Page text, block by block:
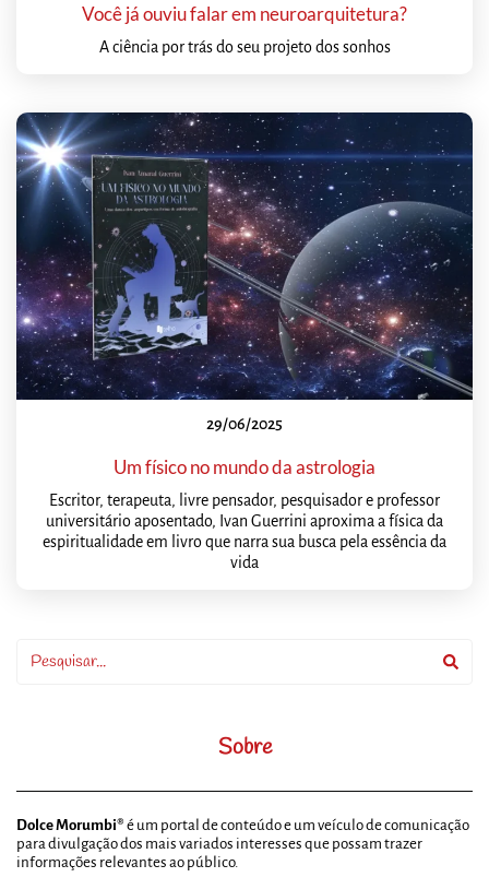
Você já ouviu falar em neuroarquitetura?
A ciência por trás do seu projeto dos sonhos
29/06/2025
Um físico no mundo da astrologia
Escritor, terapeuta, livre pensador, pesquisador e professor
universitário aposentado, Ivan Guerrini aproxima a física da
espiritualidade em livro que narra sua busca pela essência da
vida
Sobre
Dolce Morumbi® é um portal de conteúdo e um veículo de comunicação
para divulgação dos mais variados interesses que possam trazer
informações relevantes ao público.